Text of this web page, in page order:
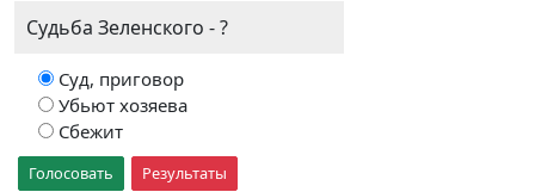
Судьба Зеленского - ?
Суд, приговор
Убьют хозяева
Сбежит
Голосовать Результаты